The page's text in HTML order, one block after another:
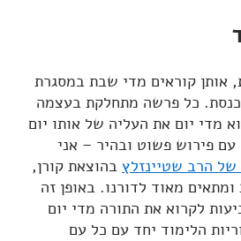
אותן קוראים מדי שבת במסגרת
כל פרשה מתחלקת בעצמה
מדי יום את העליה של אותו יום
פירוש פשוט ובהיר – אני
של הרב שטיינזלץ בהוצאת קורן,
מאוד לדורנו. באופן זה
לקרוא את התורה מדי יום
הלימוד יחד עם כל עם